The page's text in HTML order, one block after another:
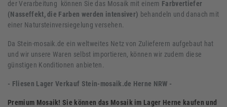
der Verarbeitung können Sie das Mosaik mit einem Farbvertiefer
(Nasseffekt, die Farben werden intensiver) behandeln und danach mit
einer Natursteinversiegelung versehen.
Da Stein-mosaik.de ein weltweites Netz von Zulieferern aufgebaut hat
und wir unsere Waren selbst importieren, können wir zudem diese
günstigen Konditionen anbieten.
- Fliesen Lager Verkauf Stein-mosaik.de Herne NRW -
Premium Mosaik! Sie können das Mosaik im Lager Herne kaufen und